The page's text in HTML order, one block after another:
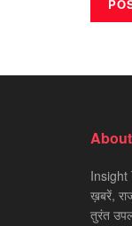
Insight
ख़बरें,
तुरंत